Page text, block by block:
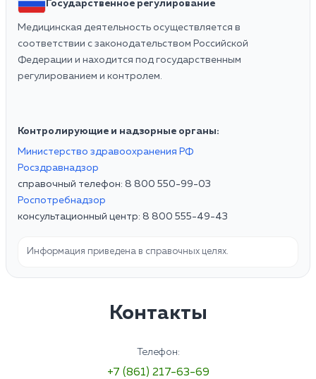
Государственное регулирование
Медицинская деятельность осуществляется в
соответствии с законодательством Российской
Федерации и находится под государственным
регулированием и контролем.
Контролирующие и надзорные органы:
Министерство здравоохранения РФ
Росздравнадзор
справочный телефон: 8 800 550-99-03
Роспотребнадзор
консультационный центр: 8 800 555-49-43
Информация приведена в справочных целях.
Контакты
Телефон:
+7 (861) 217-63-69